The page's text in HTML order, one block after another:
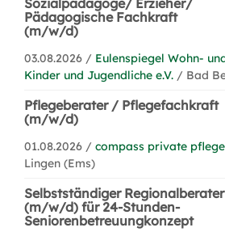
Sozialpädagoge/ Erzieher/
Pädagogische Fachkraft
(m/w/d)
03.08.2026 / Eulenspiegel Wohn-
Kinder und Jugendliche e.V. / Bad
Pflegeberater / Pflegefachkraft
(m/w/d)
01.08.2026 / compass private
Lingen (Ems)
Selbstständiger Regionalberater
(m/w/d) für 24-Stunden-
Seniorenbetreuungkonzept